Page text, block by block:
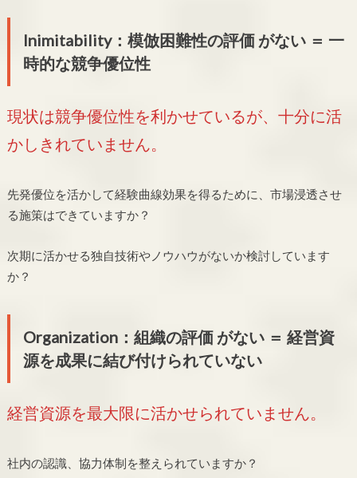
Inimitability：模倣困難性の評価 がない ＝ 一
時的な競争優位性
現状は競争優位性を利かせているが、十分に活
かしきれていません。
先発優位を活かして経験曲線効果を得るために、市場浸透させ
る施策はできていますか？
次期に活かせる独自技術やノウハウがないか検討しています
か？
Organization：組織の評価 がない ＝ 経営資
源を成果に結び付けられていない
経営資源を最大限に活かせられていません。
社内の認識、協力体制を整えられていますか？